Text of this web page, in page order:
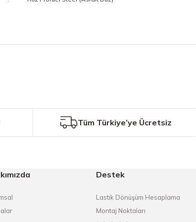
Tüm Türkiye’ye Ücretsiz
Destek
Lastik Dönüşüm Hesaplama
Montaj Noktaları